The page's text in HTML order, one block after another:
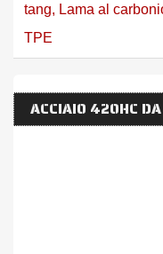
tang, Lama al
TPE
ACCIAIO 420HC DA